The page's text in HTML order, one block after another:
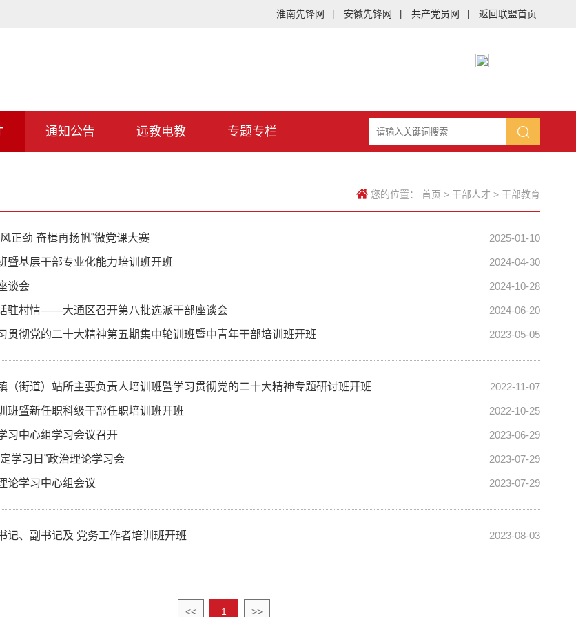
淮南先锋网 安徽先锋网 共产党员网 返回联盟首页
通知公告 远教电教 专题专栏
您的位置： 首页 > 干部人才 > 干部教育
正劲 奋楫再扬帆”微党课大赛 2025-01-10
暨基层干部专业化能力培训班开班 2024-04-30
谈会 2024-10-28
驻村情——大通区召开第八批选派干部座谈会 2024-06-20
贯彻党的二十大精神第五期集中轮训班暨中青年干部培训班开班 2023-05-05
（街道）站所主要负责人培训班暨学习贯彻党的二十大精神专题研讨班开班 2022-11-07
班暨新任职科级干部任职培训班开班 2022-10-25
习中心组学习会议召开 2023-06-29
学习日”政治理论学习会 2023-07-29
论学习中心组会议 2023-07-29
记、副书记及 党务工作者培训班开班 2023-08-03
<< 1 >>